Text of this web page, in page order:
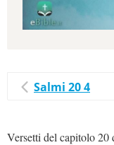
Salmi 20 4
Versetti del capitolo